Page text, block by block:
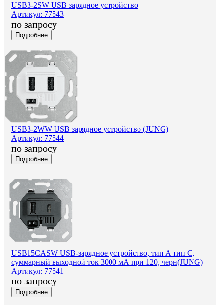
USB3-2SW USB зарядное устройство
Артикул: 77543
по запросу
Подробнее
USB3-2WW USB зарядное устройство (JUNG)
Артикул: 77544
по запросу
Подробнее
USB15CASW USB-зарядное устройство, тип A тип C,
суммарный выходной ток 3000 мА при 120, черн(JUNG)
Артикул: 77541
по запросу
Подробнее